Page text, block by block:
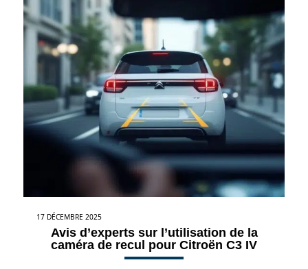
17 DÉCEMBRE 2025
Avis d’experts sur l’utilisation de la
caméra de recul pour Citroën C3 IV